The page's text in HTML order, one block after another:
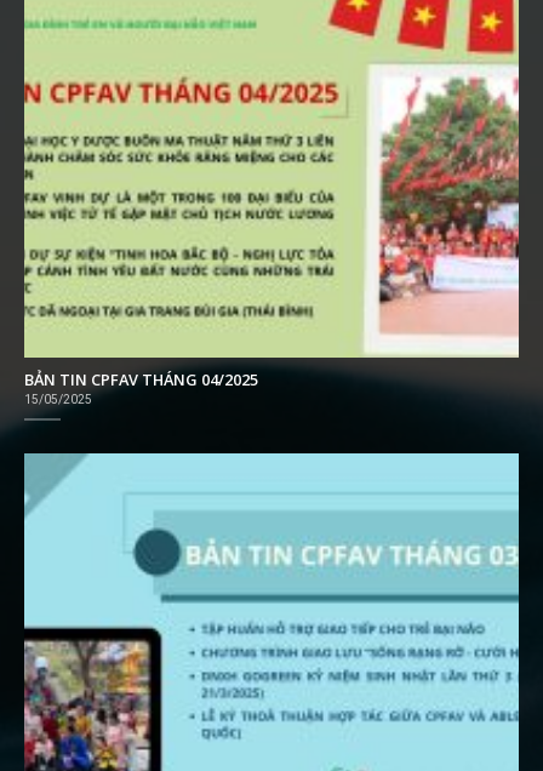
BẢN TIN CPFAV THÁNG 04/2025
15/05/2025